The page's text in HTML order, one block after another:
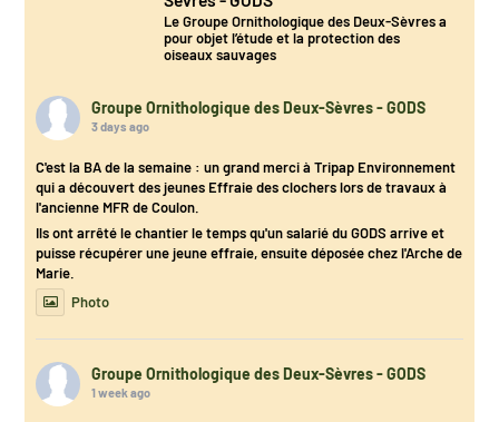
Le Groupe Ornithologique des Deux-Sèvres a
pour objet l’étude et la protection des
oiseaux sauvages
Groupe Ornithologique des Deux-Sèvres - GODS
3 days ago
C'est la BA de la semaine : un grand merci à Tripap Environnement
qui a découvert des jeunes Effraie des clochers lors de travaux à
l'ancienne MFR de Coulon.
Ils ont arrêté le chantier le temps qu'un salarié du GODS arrive et
puisse récupérer une jeune effraie, ensuite déposée chez l'Arche de
Marie.
Photo
Groupe Ornithologique des Deux-Sèvres - GODS
1 week ago